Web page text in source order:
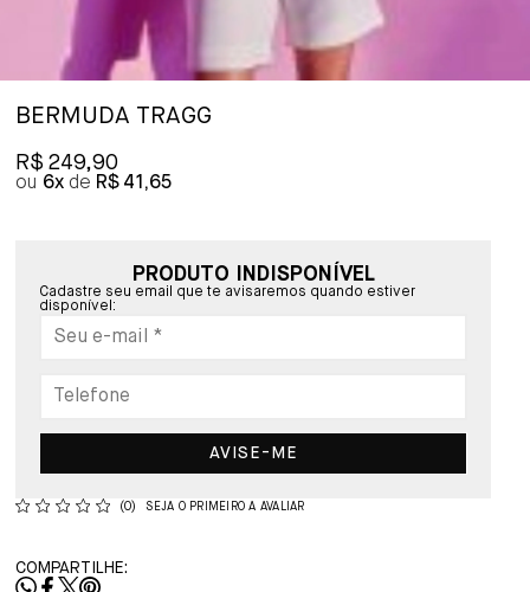
BERMUDA TRAGG
R$ 249,90
6x R$ 41,65
PRODUTO INDISPONÍVEL
Cadastre seu email que te avisaremos quando estiver
disponível:
AVISE-ME
(0) SEJA O PRIMEIRO A AVALIAR
COMPARTILHE: